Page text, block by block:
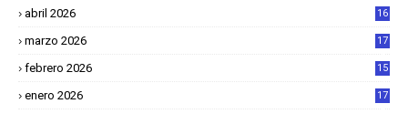
abril 2026
16
marzo 2026
17
febrero 2026
15
enero 2026
17